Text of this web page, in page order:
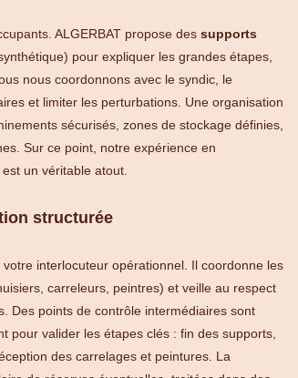
ALGERBAT propose des supports
pour expliquer les grandes étapes,
nous coordonnons avec le syndic, le
et limiter les perturbations. Une organisation
sécurisés, zones de stockage définies,
Sur ce point, notre expérience en
est un véritable atout.
structurée
votre interlocuteur opérationnel. Il coordonne les
carreleurs, peintres) et veille au respect
Des points de contrôle intermédiaires sont
pour valider les étapes clés : fin des supports,
des carrelages et peintures. La